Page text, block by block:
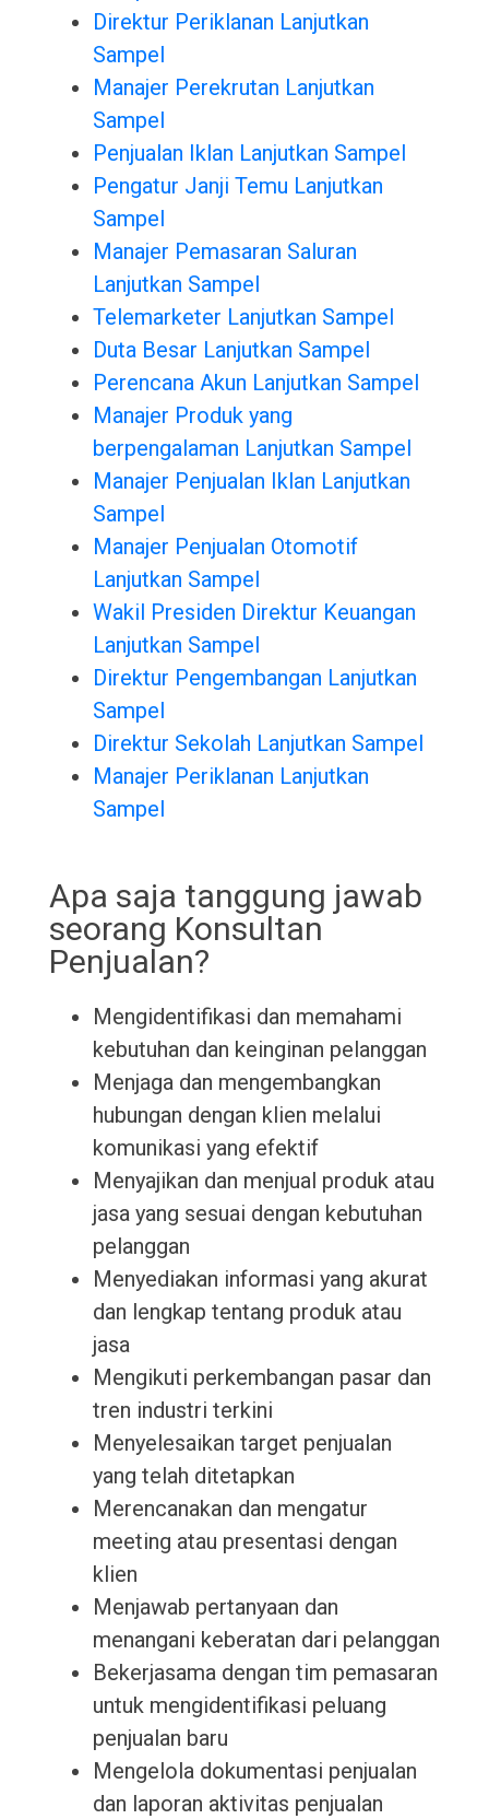
Direktur Periklanan Lanjutkan
Sampel
Manajer Perekrutan Lanjutkan
Sampel
Penjualan Iklan Lanjutkan Sampel
Pengatur Janji Temu Lanjutkan
Sampel
Manajer Pemasaran Saluran
Lanjutkan Sampel
Telemarketer Lanjutkan Sampel
Duta Besar Lanjutkan Sampel
Perencana Akun Lanjutkan Sampel
Manajer Produk yang
berpengalaman Lanjutkan Sampel
Manajer Penjualan Iklan Lanjutkan
Sampel
Manajer Penjualan Otomotif
Lanjutkan Sampel
Wakil Presiden Direktur Keuangan
Lanjutkan Sampel
Direktur Pengembangan Lanjutkan
Sampel
Direktur Sekolah Lanjutkan Sampel
Manajer Periklanan Lanjutkan
Sampel
Apa saja tanggung jawab
seorang Konsultan
Penjualan?
Mengidentifikasi dan memahami
kebutuhan dan keinginan pelanggan
Menjaga dan mengembangkan
hubungan dengan klien melalui
komunikasi yang efektif
Menyajikan dan menjual produk atau
jasa yang sesuai dengan kebutuhan
pelanggan
Menyediakan informasi yang akurat
dan lengkap tentang produk atau
jasa
Mengikuti perkembangan pasar dan
tren industri terkini
Menyelesaikan target penjualan
yang telah ditetapkan
Merencanakan dan mengatur
meeting atau presentasi dengan
klien
Menjawab pertanyaan dan
menangani keberatan dari pelanggan
Bekerjasama dengan tim pemasaran
untuk mengidentifikasi peluang
penjualan baru
Mengelola dokumentasi penjualan
dan laporan aktivitas penjualan